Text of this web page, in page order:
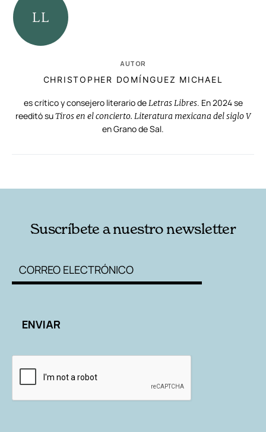
AUTOR
CHRISTOPHER DOMÍNGUEZ MICHAEL
es crítico y consejero literario deLetras Libres. En 2024 se
reeditó suTiros en el concierto. Literatura mexicana del siglo V
en Grano de Sal.
Suscríbete a nuestro newsletter